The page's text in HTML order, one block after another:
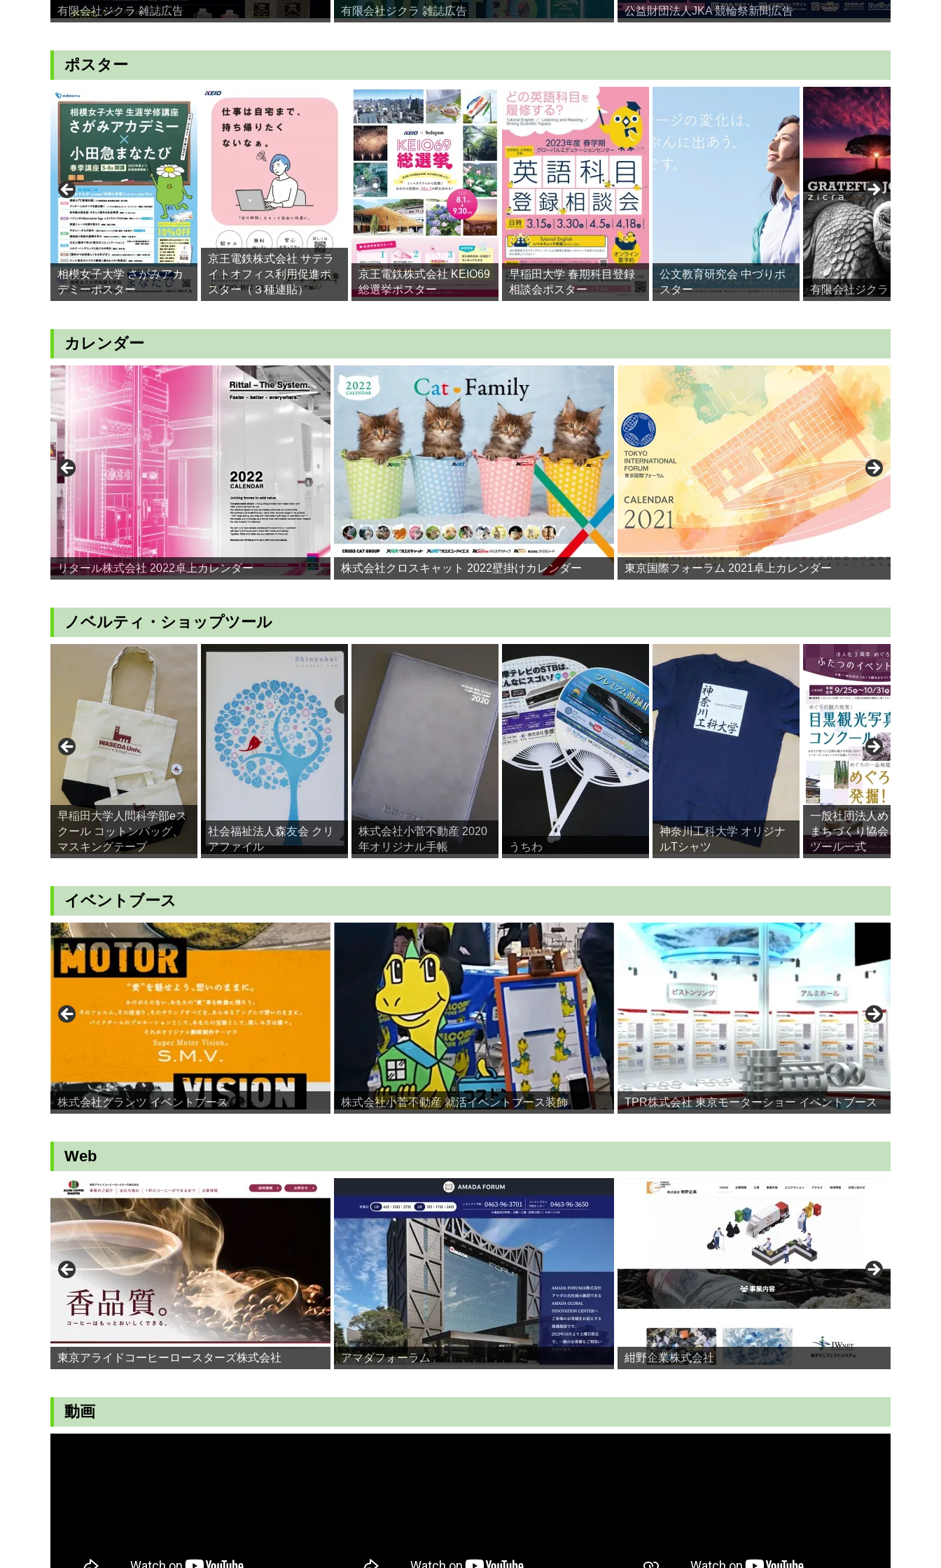
有限会社ジクラ 雑誌広告 有限会社ジクラ 雑誌広告 公益財団法人JKA 競輪祭新聞広告
ポスター
相模女子大学 さがみアカ
デミーポスター
京王電鉄株式会社 サテラ
イトオフィス利用促進ポ
スター（３種連貼）
京王電鉄株式会社 KEIO69
総選挙ポスター
早稲田大学 春期科目登録
相談会ポスター
公文教育研究会 中づりポ
スター
有限会社ジクラ ポスター
カレンダー
リタール株式会社 2022卓上カレンダー 株式会社クロスキャット 2022壁掛けカレンダー 東京国際フォーラム 2021卓上カレンダー
ノベルティ・ショップツール
早稲田大学人間科学部eス
クール コットンバッグ、
マスキングテープ
社会福祉法人森友会 クリ
アファイル
株式会社小菅不動産 2020
年オリジナル手帳
うちわ
神奈川工科大学 オリジナ
ルTシャツ
一般社団法人めぐろ観光
まちづくり協会 ショップ
ツール一式
イベントブース
株式会社グランツ イベントブース 株式会社小菅不動産 就活イベントブース装飾 TPR株式会社 東京モーターショー イベントブース
Web
東京アライドコーヒーロースターズ株式会社 アマダフォーラム 紺野企業株式会社
動画